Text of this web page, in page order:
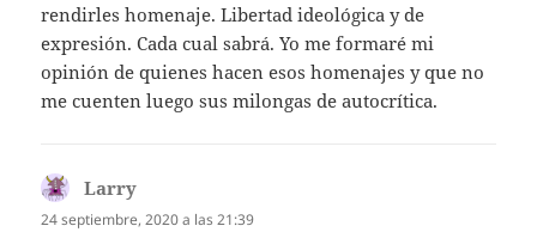
rendirles homenaje. Libertad ideológica y de
expresión. Cada cual sabrá. Yo me formaré mi
opinión de quienes hacen esos homenajes y que no
me cuenten luego sus milongas de autocrítica.
Larry
24 septiembre, 2020 a las 21:39